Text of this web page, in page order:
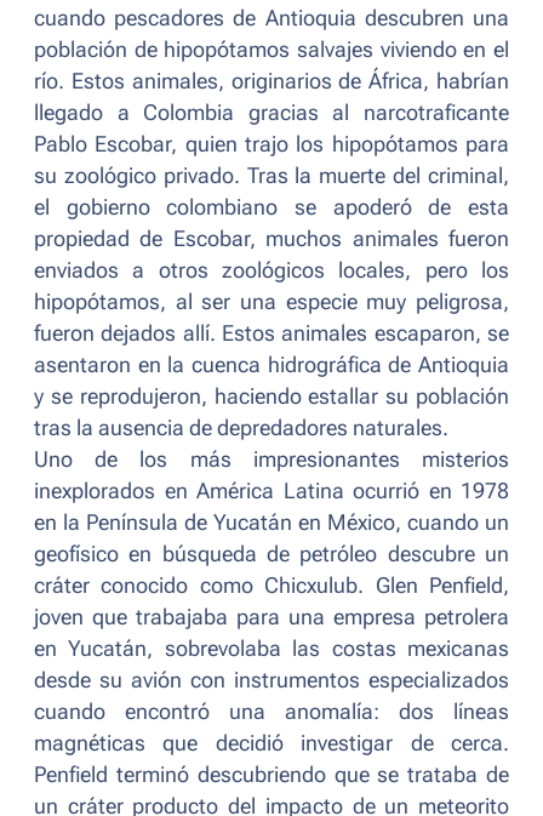
cuando pescadores de Antioquia descubren una
población de hipopótamos salvajes viviendo en el
río. Estos animales, originarios de África, habrían
llegado a Colombia gracias al narcotraficante
Pablo Escobar, quien trajo los hipopótamos para
su zoológico privado. Tras la muerte del criminal,
el gobierno colombiano se apoderó de esta
propiedad de Escobar, muchos animales fueron
enviados a otros zoológicos locales, pero los
hipopótamos, al ser una especie muy peligrosa,
fueron dejados allí. Estos animales escaparon, se
asentaron en la cuenca hidrográfica de Antioquia
y se reprodujeron, haciendo estallar su población
tras la ausencia de depredadores naturales.
Uno de los más impresionantes misterios
inexplorados en América Latina ocurrió en 1978
en la Península de Yucatán en México, cuando un
geofísico en búsqueda de petróleo descubre un
cráter conocido como Chicxulub. Glen Penfield,
joven que trabajaba para una empresa petrolera
en Yucatán, sobrevolaba las costas mexicanas
desde su avión con instrumentos especializados
cuando encontró una anomalía: dos líneas
magnéticas que decidió investigar de cerca.
Penfield terminó descubriendo que se trataba de
un cráter producto del impacto de un meteorito